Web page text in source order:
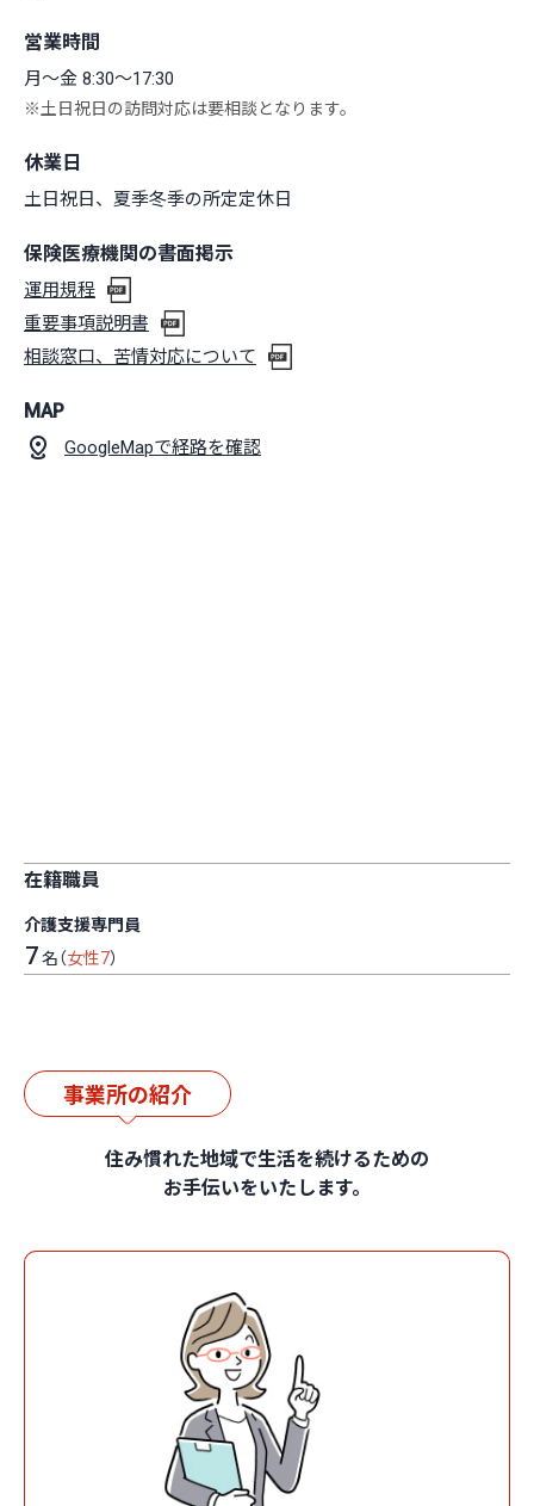
営業時間
月〜金 8:30〜17:30
※土日祝日の訪問対応は要相談となります。
休業日
土日祝日、夏季冬季の所定定休日
保険医療機関の書面掲示
運用規程
重要事項説明書
相談窓口、苦情対応について
MAP
GoogleMapで経路を確認
在籍職員
介護支援専門員
7 名（女性7）
事業所の紹介
住み慣れた地域で生活を続けるための
お手伝いをいたします。